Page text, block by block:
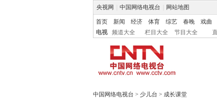
央视网 中国网络电视台 网站地图
首页 新闻 经济 体育 综艺 春晚 戏曲
电视
频道大全 栏目大全 节目大全
中国网络电视台 > 少儿台 > 成长课堂